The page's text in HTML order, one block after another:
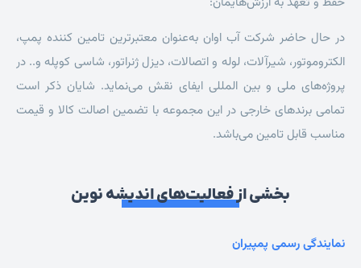
در حال حاضر شرکت آب اوان به‌عنوان معتبرترین تامین کننده پمپ،
الکتروموتور، شیرآلات، لوله و اتصالات، دیزل ژنراتور، شاسی کوپله و.. در
پروژه‌های ملی و بین المللی ایفای نقش می‌نماید. شایان ذکر است
تمامی برندهای خارجی در این مجموعه با تضمین اصالت کالا و قیمت
مناسب قابل تامین می‌باشد.
بخشی از فعالیت‌های اندیشه نوین
نمایندگی رسمی پمپیران